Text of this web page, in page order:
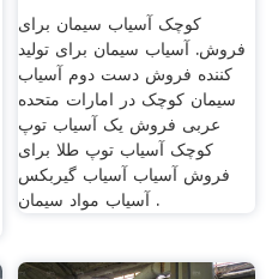
کوچک آسیاب سیمان برای
فروش. آسیاب سیمان برای تولید
کننده فروش دست دوم آسیاب
سیمان کوچک در امارات متحده
عربی فروش یک آسیاب توپ
کوچک آسیاب توپ طلا برای
فروش آسیاب آسیاب گیربکس
آسیاب مواد سیمان .